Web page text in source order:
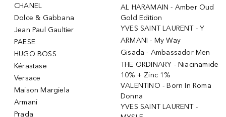
CHANEL
Dolce & Gabbana
Jean Paul Gaultier
PAESE
HUGO BOSS
Kérastase
Versace
Maison Margiela
Armani
Prada
AL HARAMAIN - Amber Oud
Gold Edition
YVES SAINT LAURENT - Y
ARMANI - My Way
Gisada - Ambassador Men
THE ORDINARY - Niacinamide
10% + Zinc 1%
VALENTINO - Born In Roma
Donna
YVES SAINT LAURENT -